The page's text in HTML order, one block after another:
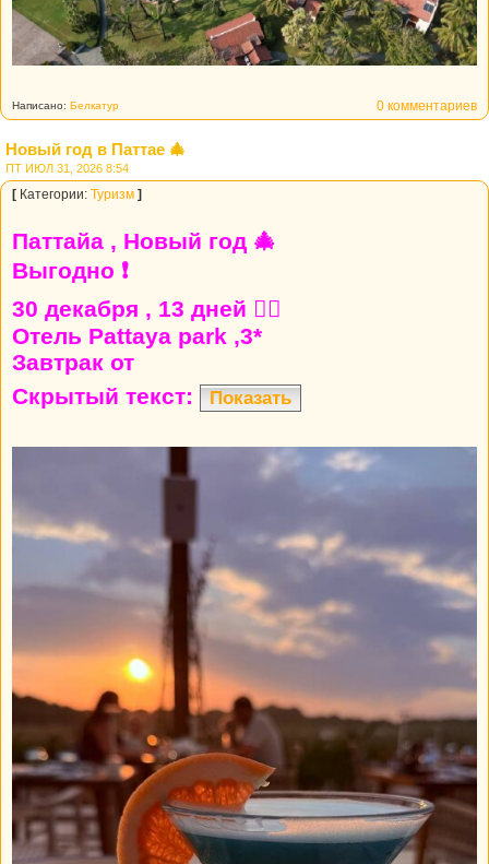
0 комментариев
Написано: Белкатур
Новый год в Паттае 🎄
ПТ ИЮЛ 31, 2026 8:54
[ Категории: Туризм ]
Паттайа , Новый год 🎄
Выгодно ❗
30 декабря , 13 дней 👍🏼
Отель Pattaya park ,3*
Завтрак от
Скрытый текст:
Показать